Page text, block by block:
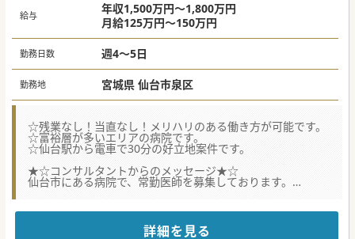
給与
年収1,500万円～1,800万円
月給125万円～150万円
勤務日数 週4～5日
勤務地 宮城県 仙台市泉区
☆残業なし！当直なし！メリハリのある働き方が可能です。
☆富裕層が多いエリアの病院です。
☆仙台駅から電車で30分の好立地案件です。
★☆コンサルタントからのメッセージ★☆
仙台市にある病院で、常勤医師を募集しております。
託児所も完備しており、病児保育もやっているので子育て中
住宅手当、赴任手当も支給致します。
詳細を見る